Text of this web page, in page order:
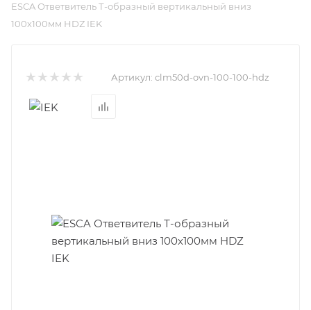
ESCA Ответвитель Т-образный вертикальный вниз
100х100мм HDZ IEK
Артикул: clm50d-ovn-100-100-hdz